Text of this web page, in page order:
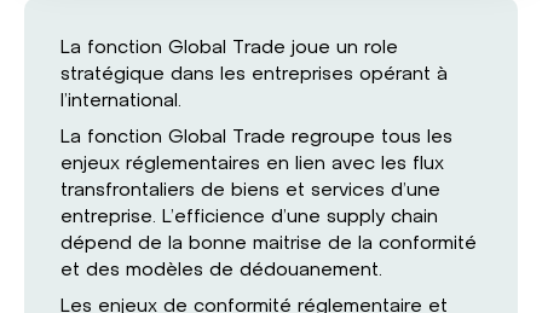
La fonction Global Trade joue un rôle
stratégique dans les entreprises opérant à
l'international.
La fonction Global Trade regroupe tous les
enjeux réglementaires en lien avec les flux
transfrontaliers de biens et services d'une
entreprise. L'efficience d'une supply chain
dépend de la bonne maitrise de la conformité
et des modèles de dédouanement.
Les enjeux de conformité réglementaire et